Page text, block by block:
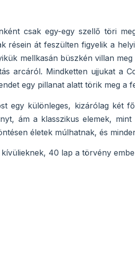
csak egy-egy szellő töri
résein át feszülten figyelik a
mellkasán büszkén villan
arcáról. Mindketten ujjukat a
egy pillanat alatt törik meg a
egy különleges, kizárólag két
ám a klasszikus elemek,
életek múlhatnak, és
40 lap a törvény